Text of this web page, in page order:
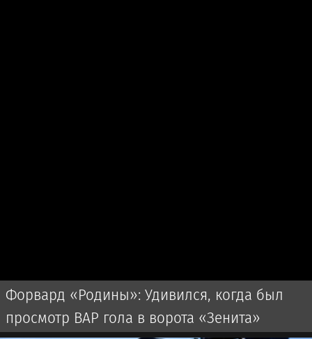
Форвард «Родины»: Удивился, когда был
просмотр ВАР гола в ворота «Зенита»